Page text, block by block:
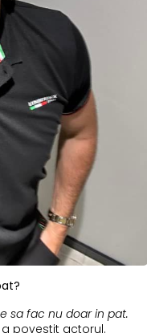
sa fac nu doar in pat.
a povestit actorul.